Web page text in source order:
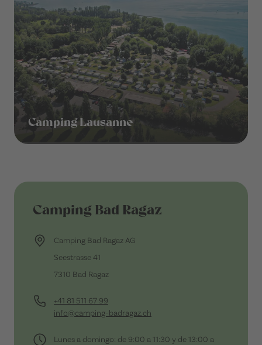
Camping Lausanne
Camping Bad Ragaz
Camping Bad Ragaz AG
Seestrasse 41
7310 Bad Ragaz
+41 81 511 67 99
info@camping-badragaz.ch
Lunes a domingo: de 9:00 a 11:30 y de 13:00 a